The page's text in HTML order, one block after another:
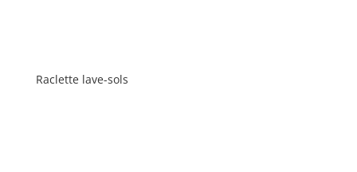
Raclette lave-sols